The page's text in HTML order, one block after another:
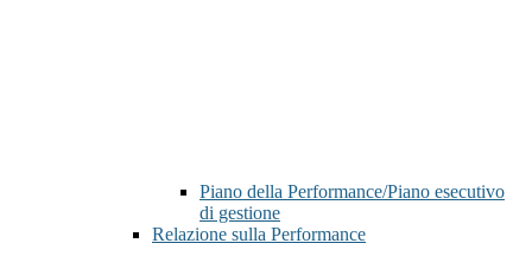
Piano della Performance/Piano esecutivo
di gestione
Relazione sulla Performance